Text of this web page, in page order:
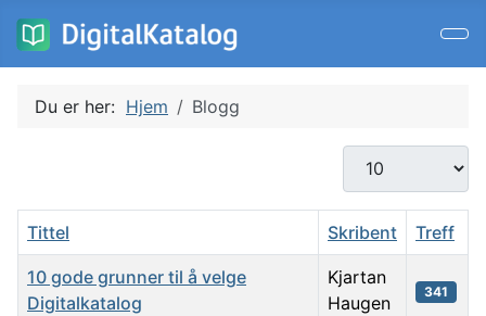
Du er her: Hjem Blogg
Antall som skal
Tittel Skribent Treff
10 gode grunner til å velge
Digitalkatalog
Kjartan
Haugen
341